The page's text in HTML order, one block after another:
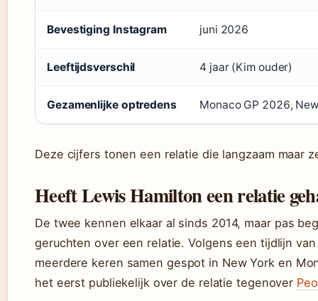
Bevestiging Instagram juni 2026
Leeftijdsverschil 4 jaar (Kim ouder)
Gezamenlijke optredens Monaco GP 2026,
Deze cijfers tonen een relatie die langzaam maar
Heeft Lewis Hamilton een relatie
De twee kennen elkaar al sinds 2014, maar pas
geruchten over een relatie. Volgens een tijdlijn
meerdere keren samen gespot in New York en
het eerst publiekelijk over de relatie tegenover